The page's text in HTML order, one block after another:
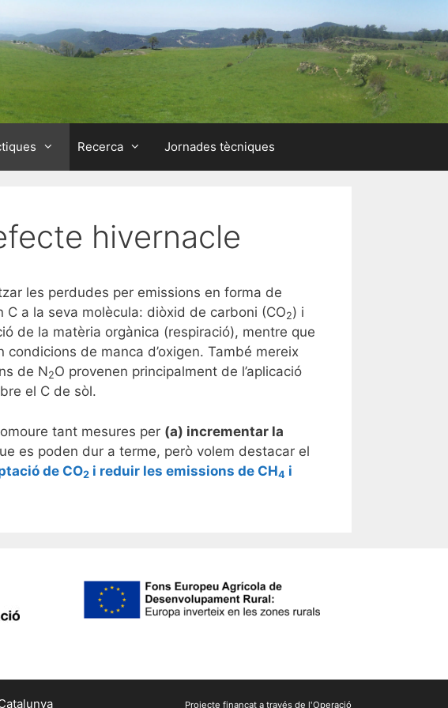
Recerca Jornades tècniques
hivernacle
les perdudes per emissions en forma de
a la seva molècula: diòxid de carboni (CO2) i
de la matèria orgànica (respiració), mentre que
de manca d’oxigen. També mereix
de N2O provenen principalment de l’aplicació
el C de sòl.
tant mesures per (a) incrementar la
es poden dur a terme, però volem destacar el
de CO2 i reduir les emissions de CH4 i
Projecte finançat a través de l'Operació